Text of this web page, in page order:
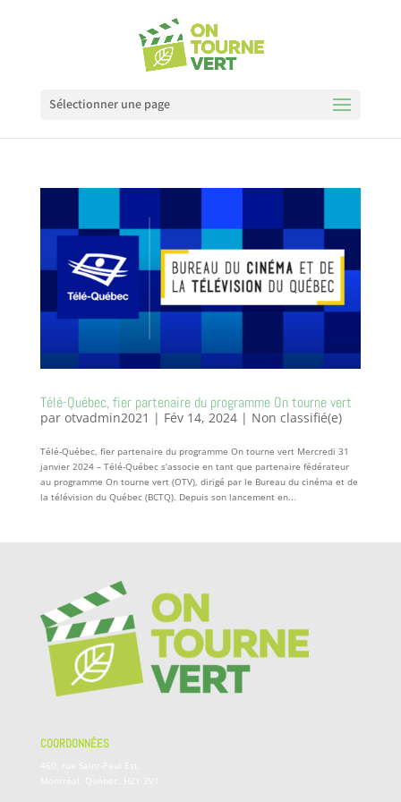
Sélectionner une page
Télé-Québec, fier partenaire du programme On tourne vert
par otvadmin2021 | Fév 14, 2024| Non classifié(e)
Télé-Québec, fier partenaire du programme On tourne vert Mercredi 31
janvier 2024 – Télé-Québec s’associe en tant que partenaire fédérateur
au programme On tourne vert (OTV), dirigé par le Bureau du cinéma et de
la télévision du Québec (BCTQ). Depuis son lancement en...
COORDONNÉES